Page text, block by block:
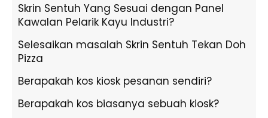
Skrin Sentuh Yang Sesuai dengan Panel
Kawalan Pelarik Kayu Industri?
Selesaikan masalah Skrin Sentuh Tekan Doh
Pizza
Berapakah kos kiosk pesanan sendiri?
Berapakah kos biasanya sebuah kiosk?